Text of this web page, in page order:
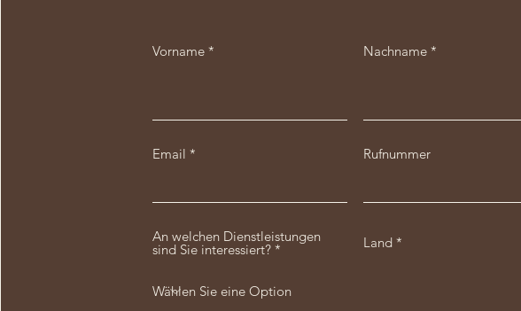
Vorname Nachname
Email Rufnummer
An welchen Dienstleistungen
sind Sie interessiert? Land